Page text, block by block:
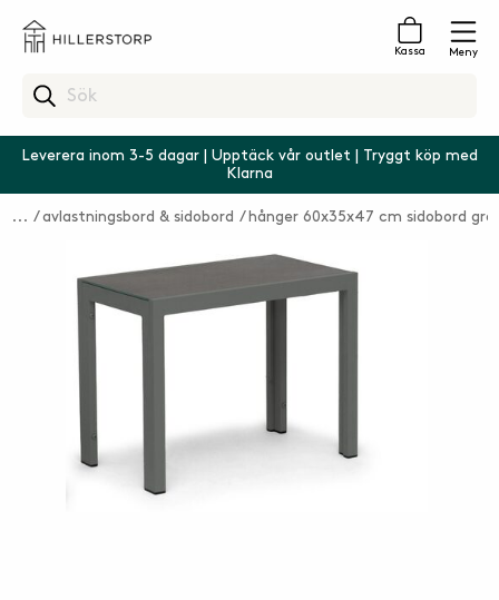
Kassa Meny
Leverera inom 3-5 dagar | Upptäck vår outlet | Tryggt köp med
Klarna
avlastningsbord & sidobord hånger 60x35x47 cm sidobord